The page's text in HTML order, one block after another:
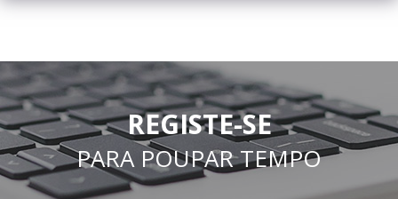
REGISTE-SE
PARA POUPAR TEMPO